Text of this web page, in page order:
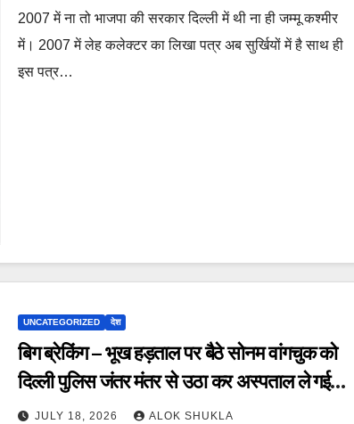
कॉपी पहल पर।
2007 में ना तो भाजपा की सरकार दिल्ली में थी ना ही जम्मू कश्मीर
में। 2007 में लेह कलेक्टर का लिखा पत्र अब सुर्खियों में है साथ ही
इस पत्र…
UNCATEGORIZED देश
बिग ब्रेकिंग – भूख हड़ताल पर बैठे सोनम वांगचुक को
दिल्ली पुलिस जंतर मंतर से उठा कर अस्पताल ले गई।
डीसीपी ने सोशल मीडिया पर पोस्ट कर दी जानकारी
JULY 18, 2026 ALOK SHUKLA